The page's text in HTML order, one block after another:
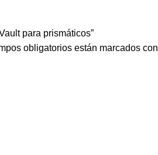
para prismáticos”
obligatorios están marcados con